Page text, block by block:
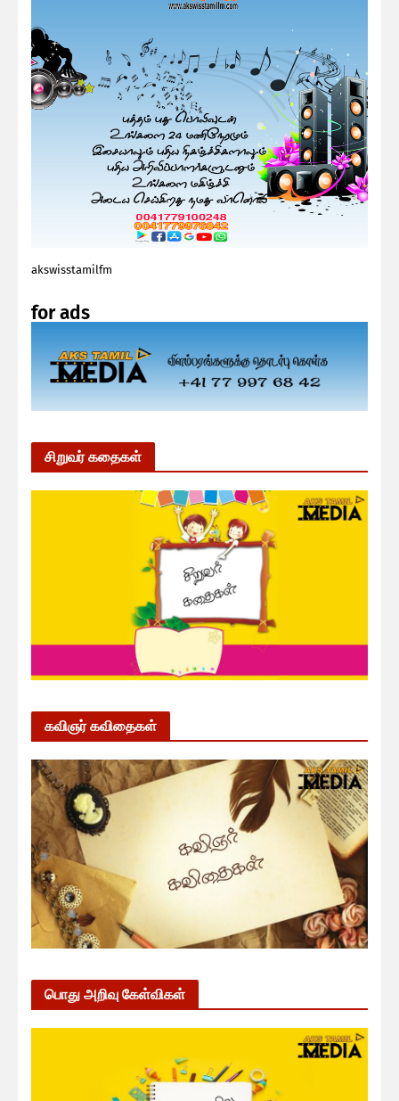
akswisstamilfm
for ads
சிறுவர் கதைகள்
கவிஞர் கவிதைகள்
பொது அறிவு கேள்விகள்